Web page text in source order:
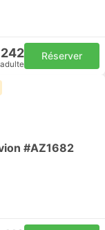
242 Réserver
#AZ1682